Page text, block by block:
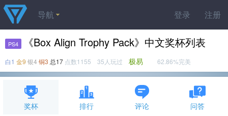
登录 注册
导航
PS4 《Box Align Trophy Pack》中文奖杯列表
白1 金9 银4 铜3 总17 点数1155 35人玩过 极易 62.86%完美
奖杯 排行 评论 问答